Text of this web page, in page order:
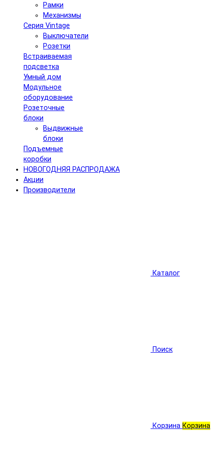
Рамки
Механизмы
Серия Vintage
Выключатели
Розетки
Встраиваемая
подсветка
Умный дом
Модульное
оборудование
Розеточные
блоки
Выдвижные
блоки
Подъемные
коробки
НОВОГОДНЯЯ РАСПРОДАЖА
Акции
Производители
Каталог
Поиск
Корзина Корзина